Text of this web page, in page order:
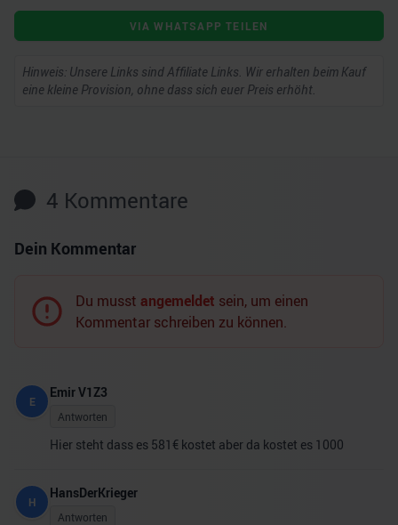
VIA WHATSAPP TEILEN
Hinweis: Unsere Links sind Affiliate Links. Wir erhalten beim Kauf
eine kleine Provision, ohne dass sich euer Preis erhöht.
4 Kommentare
Dein Kommentar
Du musst angemeldet sein, um einen
Kommentar schreiben zu können.
E
Emir V1Z3
Antworten
Hier steht dass es 581€ kostet aber da kostet es 1000
H
HansDerKrieger
Antworten